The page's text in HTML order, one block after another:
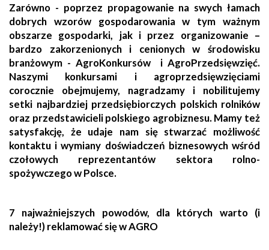
Zarówno - poprzez propagowanie na swych łamach
dobrych wzorów gospodarowania w tym ważnym
obszarze gospodarki, jak i przez organizowanie –
bardzo zakorzenionych i cenionych w środowisku
branżowym - AgroKonkursów i AgroPrzedsięwzięć.
Naszymi konkursami i agroprzedsięwzięciami
corocznie obejmujemy, nagradzamy i nobilitujemy
setki najbardziej przedsiębiorczych polskich rolników
oraz przedstawicieli polskiego agrobiznesu. Mamy też
satysfakcję, że udaje nam się stwarzać możliwość
kontaktu i wymiany doświadczeń biznesowych wśród
czołowych reprezentantów sektora rolno-
spożywczego w Polsce.
7 najważniejszych powodów, dla których warto (i
należy!) reklamować się w AGRO